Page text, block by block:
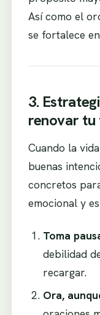
Así como el
se fortalece
3.
renovar tu
Cuando la
buenas
concretos
emocional y
Toma
debilidad
recargar.
Ora,